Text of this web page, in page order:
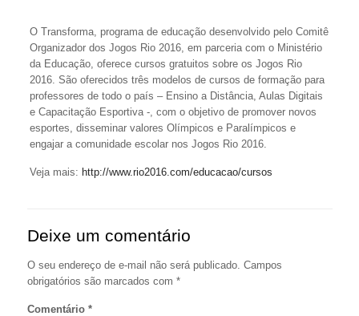
O Transforma, programa de educação desenvolvido pelo Comitê
Organizador dos Jogos Rio 2016, em parceria com o Ministério
da Educação, oferece cursos gratuitos sobre os Jogos Rio
2016. São oferecidos três modelos de cursos de formação para
professores de todo o país – Ensino a Distância, Aulas Digitais
e Capacitação Esportiva -, com o objetivo de promover novos
esportes, disseminar valores Olímpicos e Paralímpicos e
engajar a comunidade escolar nos Jogos Rio 2016.
Veja mais: http://www.rio2016.com/educacao/cursos
Deixe um comentário
O seu endereço de e-mail não será publicado. Campos
obrigatórios são marcados com *
Comentário *